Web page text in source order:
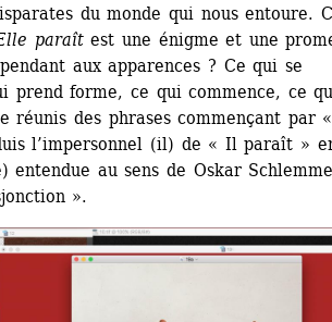
du monde qui nous entoure.
paraîtest une énigme et une
aux apparences ? Ce qui se
prend forme, ce qui commence, ce
réunis des phrases commençant par
l’impersonnel (il) de « Il paraît »
entendue au sens de Oskar
».